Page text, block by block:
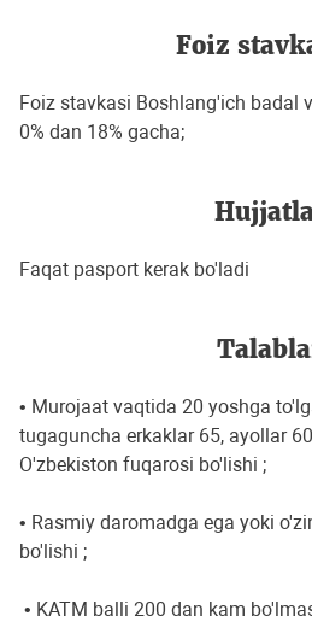
Foiz
Foiz stavkasi Boshlang'ich badal
0% dan 18% gacha;
Faqat pasport kerak bo'ladi
• Murojaat vaqtida 20 yoshga
tugaguncha erkaklar 65, ayollar
O'zbekiston fuqarosi bo'lishi ;
• Rasmiy daromadga ega yoki
bo'lishi ;
• KATM balli 200 dan kam